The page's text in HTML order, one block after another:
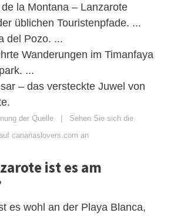
la Montana – Lanzarote
üblichen Touristenpfade. ...
del Pozo. ...
Wanderungen im Timanfaya
...
– das versteckte Juwel von
der Quelle | Sehen Sie sich die
canariaslovers.com an
ist es am
es wohl an der Playa Blanca,